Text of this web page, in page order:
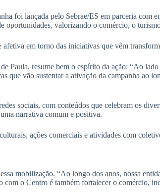
foi lançada pelo Sebrae/ES em parceria com
valorizando o comércio, o
em torno das iniciativas que vêm
Paula, resume bem o espírito da ação: “Ao
que vão sustentar a ativação da campanha ao
sociais, com conteúdos que celebram os
narrativa comum e positiva.
ações comerciais e atividades com
mobilização. “Ao longo dos anos, nossa
o Centro é também fortalecer o comércio,